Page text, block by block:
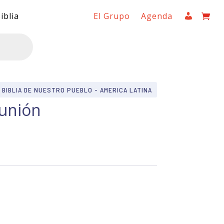
El Grupo Agenda
BIBLIA DE NUESTRO PUEBLO - AMERICA LATINA